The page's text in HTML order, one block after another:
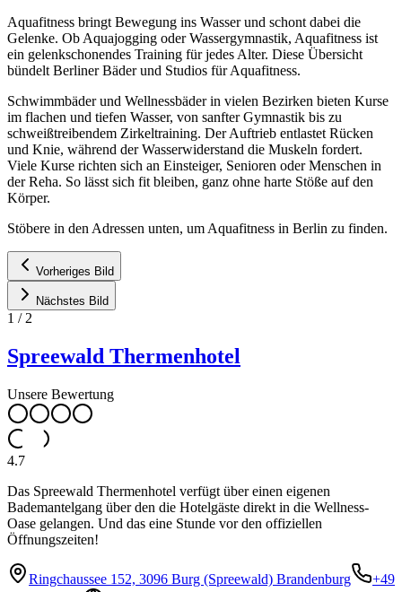
Aquafitness bringt Bewegung ins Wasser und schont dabei die
Gelenke. Ob Aquajogging oder Wassergymnastik, Aquafitness ist
ein gelenkschonendes Training für jedes Alter. Diese Übersicht
bündelt Berliner Bäder und Studios für Aquafitness.
Schwimmbäder und Wellnessbäder in vielen Bezirken bieten Kurse
im flachen und tiefen Wasser, von sanfter Gymnastik bis zu
schweißtreibendem Zirkeltraining. Der Auftrieb entlastet Rücken
und Knie, während der Wasserwiderstand die Muskeln fordert.
Viele Kurse richten sich an Einsteiger, Senioren oder Menschen in
der Reha. So lässt sich fit bleiben, ganz ohne harte Stöße auf den
Körper.
Stöbere in den Adressen unten, um Aquafitness in Berlin zu finden.
Vorheriges Bild
Nächstes Bild
1 / 2
Spreewald Thermenhotel
Unsere Bewertung
4.7
Das Spreewald Thermenhotel verfügt über einen eigenen
Bademantelgang über den die Hotelgäste direkt in die Wellness-
Oase gelangen. Und das eine Stunde vor den offiziellen
Öffnungszeiten!
Ringchaussee 152, 3096 Burg (Spreewald) Brandenburg
+49